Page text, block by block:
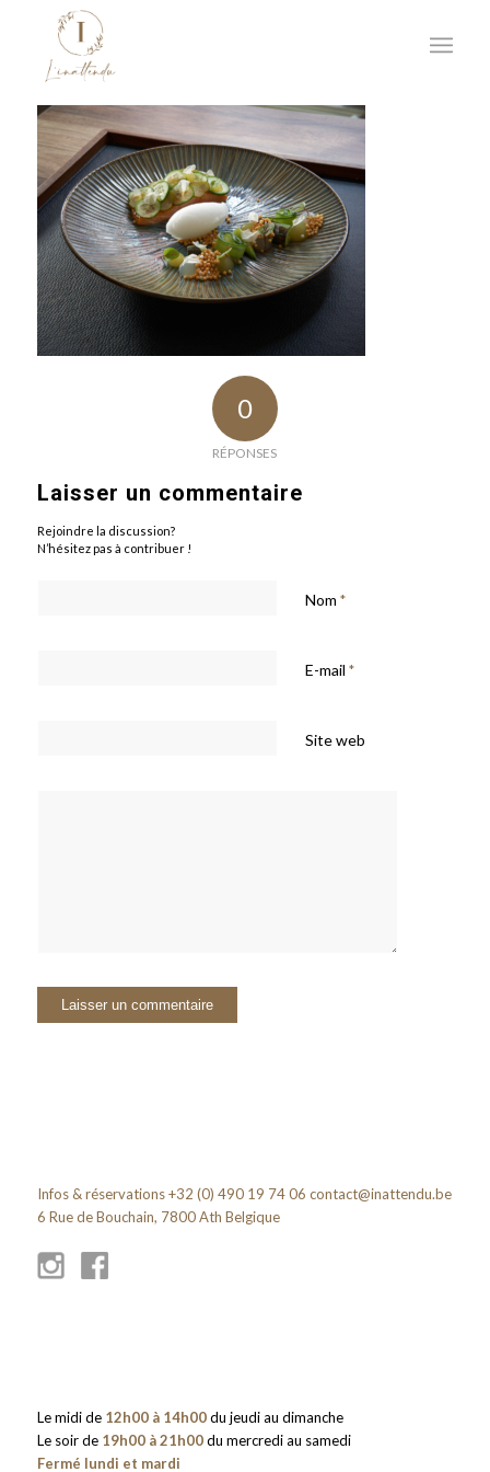
0
RÉPONSES
Laisser un commentaire
Rejoindre la discussion?
N’hésitez pas à contribuer !
Nom *
E-mail *
Site web
Infos & réservations +32 (0) 490 19 74 06 contact@inattendu.be
6 Rue de Bouchain, 7800 Ath Belgique
Le midi de 12h00 à 14h00du jeudi au dimanche
Le soir de 19h00 à 21h00du mercredi au samedi
Fermé lundi et mardi